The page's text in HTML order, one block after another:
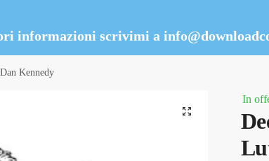
informazioni scrivimi a
Kennedy
In